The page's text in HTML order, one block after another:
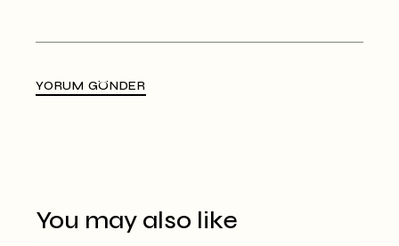
YORUM GÖNDER
You may also like